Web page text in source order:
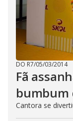
DO R7/05/03/2014
Fã
bumbum
Cantora se